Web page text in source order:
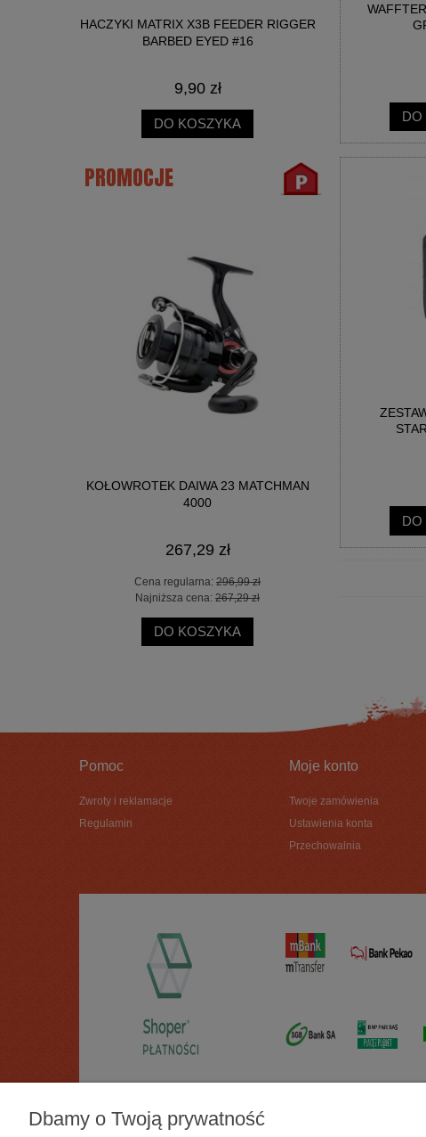
HACZYKI MATRIX X3B FEEDER RIGGER
BARBED EYED #16
9,90 zł
DO KOSZYKA
HACZYKI
DO
PROMOCJE
KOŁOWROTEK DAIWA 23 MATCHMAN
4000
267,29 zł
Cena regularna: 296,99 zł
Najniższa cena: 267,29 zł
DO KOSZYKA
DO
DO
Pomoc
Zwroty i reklamacje
Regulamin
Moje konto
Twoje zamówienia
Ustawienia konta
Przechowalnia
Dbamy o Twoją prywatność